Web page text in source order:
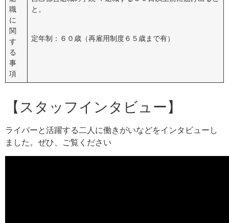
職
に
関
す
る
事
項
と。
定年制：６０歳（再雇用制度６５歳まで有）
【スタッフインタビュー】
ライバーと活躍する二人に働きがいなどをインタビューし
ました。ぜひ、ご覧ください